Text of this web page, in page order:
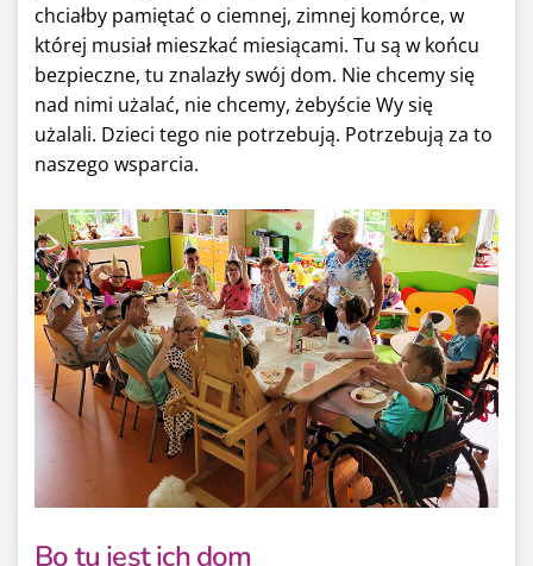
chciałby pamiętać o ciemnej, zimnej komórce, w
której musiał mieszkać miesiącami. Tu są w końcu
bezpieczne, tu znalazły swój dom. Nie chcemy się
nad nimi użalać, nie chcemy, żebyście Wy się
użalali. Dzieci tego nie potrzebują. Potrzebują za to
naszego wsparcia.
Bo tu jest ich dom